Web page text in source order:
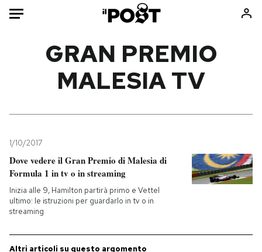
Mondo
Tecnologia
Internet
Cultura
Economia
Sport
Libri
Ok Boomer!
Europa
Mondiali calcio 2026
GRAN PREMIO
MALESIA TV
1/10/2017
Dove vedere il Gran Premio di Malesia di
Formula 1 in tv o in streaming
Inizia alle 9, Hamilton partirà primo e Vettel
ultimo: le istruzioni per guardarlo in tv o in
streaming
Altri articoli su questo argomento